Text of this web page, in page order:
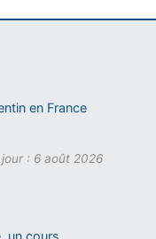
en France
: 6 août 2026
un cours